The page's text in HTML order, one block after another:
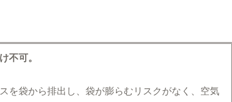
不可。
を袋から排出し、袋が膨らむリスクがなく、空気